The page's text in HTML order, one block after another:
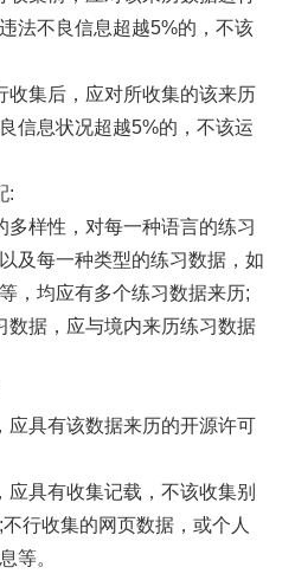
法不良信息超越5%的，不该
收集后，应对所收集的该来历
信息状况超越5%的，不该运
:
多样性，对每一种语言的练习
及每一种类型的练习数据，如
，均应有多个练习数据来历;
数据，应与境内来历练习数据
应具有该数据来历的开源许可
具有收集记载，不该收集别
行收集的网页数据，或个人
等。